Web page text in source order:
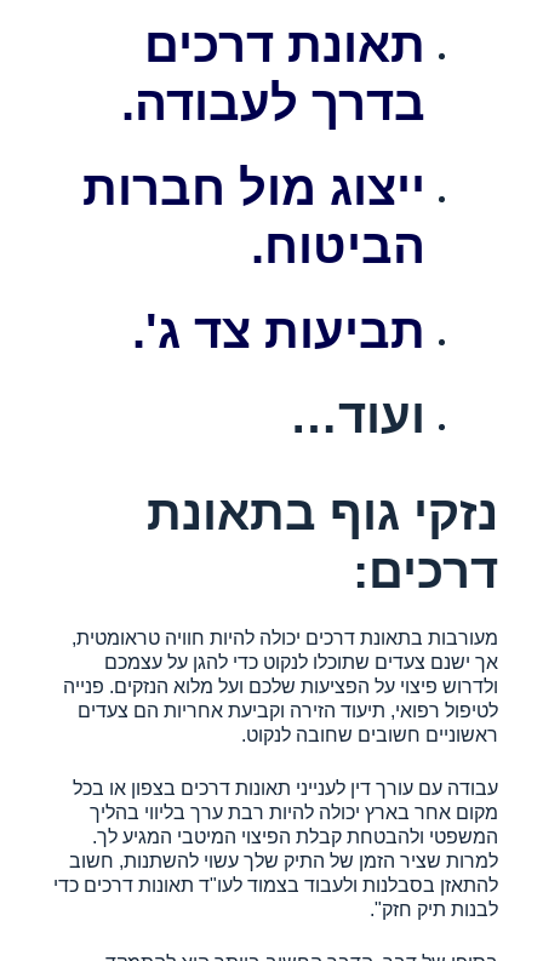
תאונת דרכים
בדרך לעבודה.
ייצוג מול חברות
הביטוח.
תביעות צד ג'.
ועוד…
נזקי גוף בתאונת
דרכים:
מעורבות בתאונת דרכים יכולה להיות חוויה טראומטית,
אך ישנם צעדים שתוכלו לנקוט כדי להגן על עצמכם
ולדרוש פיצוי על הפציעות שלכם ועל מלוא הנזקים. פנייה
לטיפול רפואי, תיעוד הזירה וקביעת אחריות הם צעדים
ראשוניים חשובים שחובה לנקוט.
עבודה עם עורך דין לענייני תאונות דרכים בצפון או בכל
מקום אחר בארץ יכולה להיות רבת ערך בליווי בהליך
המשפטי ולהבטחת קבלת הפיצוי המיטבי המגיע לך.
למרות שציר הזמן של התיק שלך עשוי להשתנות, חשוב
להתאזן בסבלנות ולעבוד בצמוד לעו"ד תאונות דרכים כדי
לבנות תיק חזק".